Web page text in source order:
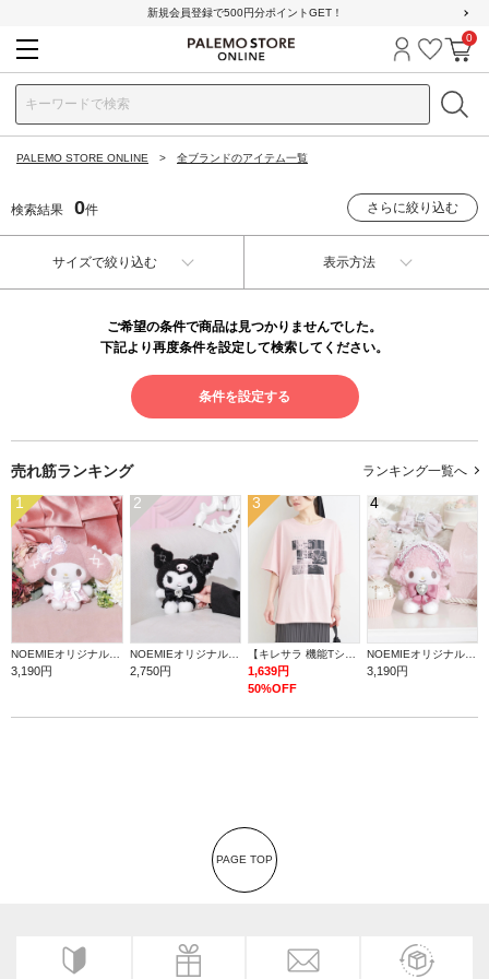
新規会員登録で500円分ポイントGET！
ログイン
お気に
カ
0
PALEMO STORE ONLINE 全ブランドのアイテム一覧
検索結果 0件 さらに絞り込む
サイズで絞り込む 表示方法
ご希望の条件で商品は見つかりませんでした。
下記より再度条件を設定して検索してください。
条件を設定する
売れ筋ランキング ランキング一覧へ
1
3,190円
2
NOEMIEオリジナル クロミぬいぐるみキーホルダー
2,750円
3
1,639円
50%OFF
4
NOEMIEオリジナル マイスウィートピアノぬいぐるみキーホルダー
3,190円
PAGE TOP